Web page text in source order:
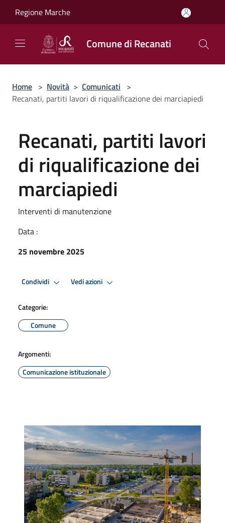
Regione Marche
Comune di Recanati
Home > Novità > Comunicati >
Recanati, partiti lavori di riqualificazione dei marciapiedi
Recanati, partiti lavori
di riqualificazione dei
marciapiedi
Interventi di manutenzione
Data :
25 novembre 2025
Condividi Vedi azioni
Categorie:
Comune
Argomenti:
Comunicazione istituzionale